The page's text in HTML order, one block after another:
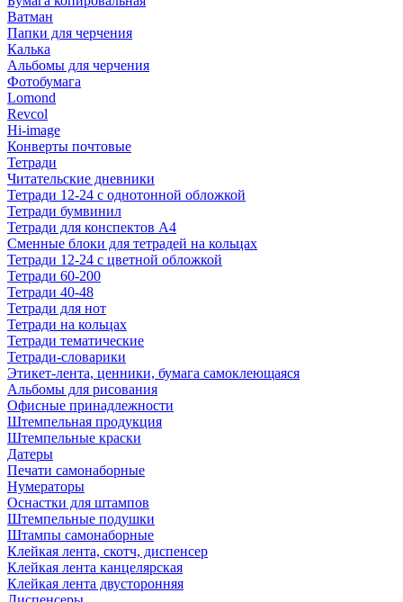
Ватман
Папки для черчения
Калька
Альбомы для черчения
Фотобумага
Lomond
Revcol
Hi-image
Конверты почтовые
Тетради
Читательские дневники
Тетради 12-24 с однотонной обложкой
Тетради бумвинил
Тетради для конспектов А4
Сменные блоки для тетрадей на кольцах
Тетради 12-24 с цветной обложкой
Тетради 60-200
Тетради 40-48
Тетради для нот
Тетради на кольцах
Тетради тематические
Тетради-словарики
Этикет-лента, ценники, бумага самоклеющаяся
Альбомы для рисования
Офисные принадлежности
Штемпельная продукция
Штемпельные краски
Датеры
Печати самонаборные
Нумераторы
Оснастки для штампов
Штемпельные подушки
Штампы самонаборные
Клейкая лента, скотч, диспенсер
Клейкая лента канцелярская
Клейкая лента двусторонняя